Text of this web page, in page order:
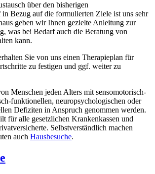
über den bisherigen
Bezug auf die formulierten Ziele ist uns sehr
geben wir Ihnen gezielte Anleitung zur
was bei Bedarf auch die Beratung von
kann.
Sie von uns einen Therapieplan für
zu festigen und ggf. weiter zu
Menschen jeden Alters mit sensomotorisch-
funktionellen, neuropsychologischen oder
Defiziten in Anspruch genommen werden.
für alle gesetzlichen Krankenkassen und
Selbstverständlich machen
auch Hausbesuche.